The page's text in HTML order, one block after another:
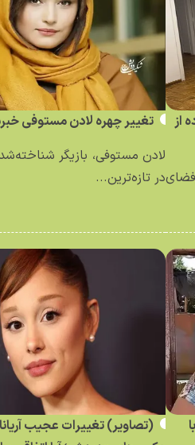
از
تغییر چهره لادن مستوفی
لادن مستوفی، بازیگر
در تازه‌ترین...
(تصاویر) تغییرات عجیب